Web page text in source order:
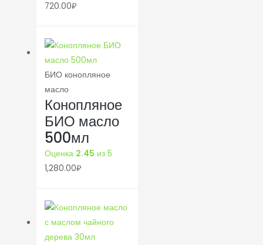
720.00₽
БИО конопляное
масло
Конопляное
БИО масло
500мл
Оценка 2.45 из 5
1,280.00₽